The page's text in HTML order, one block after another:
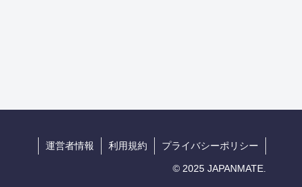
運営者情報 利用規約 プライバシーポリシー
© 2025 JAPANMATE.